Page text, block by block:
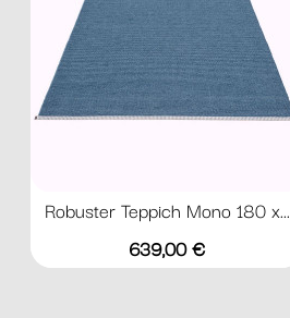
Robuster Teppich Mono 180 x...
Preis
639,00 €